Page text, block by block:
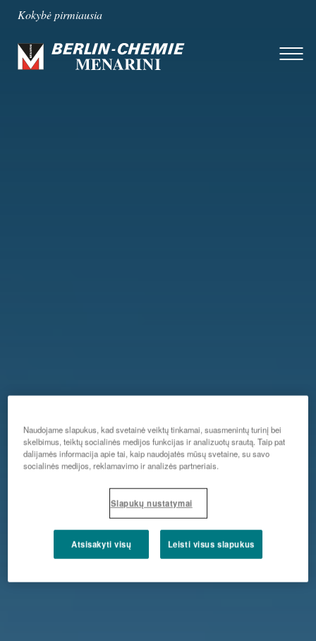
Kokybė pirmiausia
Naudojame slapukus, kad svetainė veiktų tinkamai, suasmenintų turinį bei
skelbimus, teiktų socialinės medijos funkcijas ir analizuotų srautą. Taip pat
dalijamės informacija apie tai, kaip naudojatės mūsų svetaine, su savo
socialinės medijos, reklamavimo ir analizės partneriais.
Slapukų nustatymai
Atsisakyti visų Leisti visus slapukus